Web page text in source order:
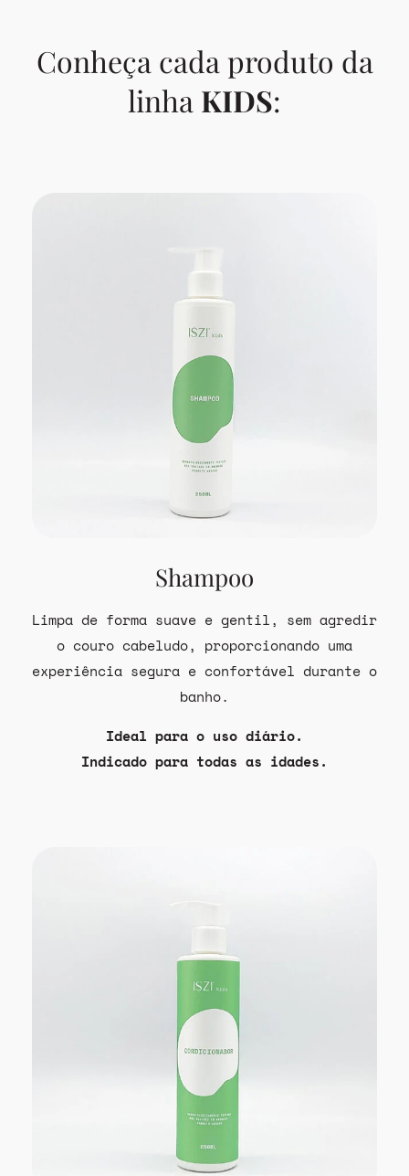
Conheça cada produto da
linha KIDS:
Shampoo
Limpa de forma suave e gentil, sem agredir
o couro cabeludo, proporcionando uma
experiência segura e confortável durante o
banho.
Ideal para o uso diário.
Indicado para todas as idades.